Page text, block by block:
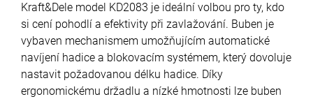
Kraft&Dele model KD2083 je ideální volbou pro ty, kdo
si cení pohodlí a efektivity při zavlažování. Buben je
vybaven mechanismem umožňujícím automatické
navíjení hadice a blokovacím systémem, který dovoluje
nastavit požadovanou délku hadice. Díky
ergonomickému držadlu a nízké hmotnosti lze buben